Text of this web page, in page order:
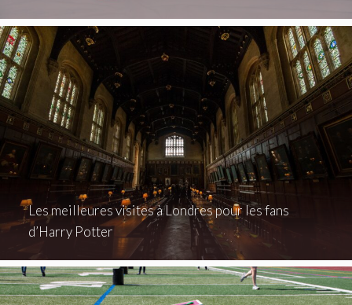
Les meilleures visites à Londres pour les fans
d’Harry Potter